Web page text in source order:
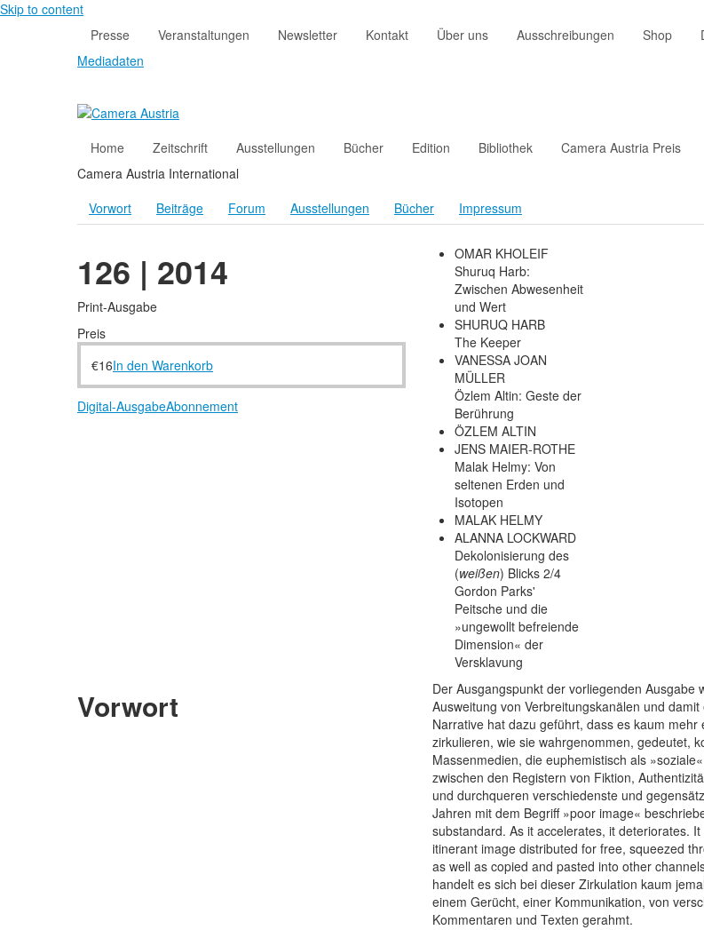
Skip to content
Presse
Veranstaltungen Newsletter Kontakt Über uns Ausschreibungen Shop
Mediadaten
Home Zeitschrift Ausstellungen Bücher Edition Bibliothek Camera Austria Preis
Camera Austria International
Vorwort
Beiträge Forum Ausstellungen Bücher Impressum
126 | 2014
Print-Ausgabe
Preis
€16In den Warenkorb
Digital-AusgabeAbonnement
OMAR KHOLEIF
Shuruq Harb:
Zwischen Abwesenheit
und Wert
SHURUQ HARB
The Keeper
VANESSA JOAN
MÜLLER
Özlem Altin: Geste der
Berührung
ÖZLEM ALTIN
JENS MAIER-ROTHE
Malak Helmy: Von
seltenen Erden und
Isotopen
MALAK HELMY
ALANNA LOCKWARD
Dekolonisierung des
(weißen) Blicks 2/4
Gordon Parks'
Peitsche und die
»ungewollt befreiende
Dimension« der
Versklavung
Vorwort
Der Ausgangspunkt der vorliegenden
Ausweitung von Verbreitungskanälen und
Narrative hat dazu geführt, dass es kaum
zirkulieren, wie sie wahrgenommen, gedeutet,
Massenmedien, die euphemistisch als
zwischen den Registern von Fiktion,
und durchqueren verschiedenste und
Jahren mit dem Begriff »poor image«
substandard. As it accelerates, it deteriorates.
itinerant image distributed for free, squeezed
as well as copied and pasted into other
handelt es sich bei dieser Zirkulation kaum
einem Gerücht, einer Kommunikation, von
Kommentaren und Texten gerahmt.